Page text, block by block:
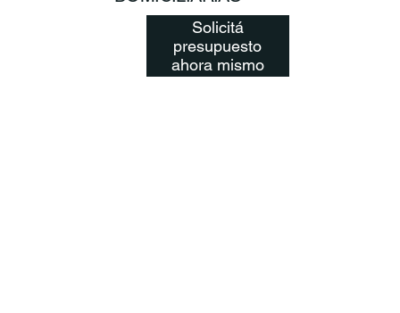
Solicitá
presupuesto
ahora mismo